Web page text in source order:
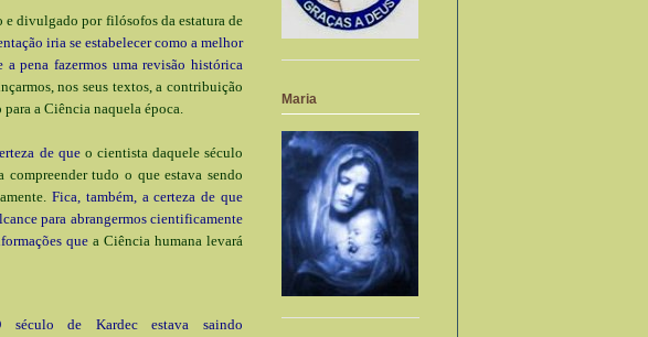
e divulgado por filósofos da estatura de
iria se estabelecer como a melhor
pena fazermos uma revisão histórica
nos seus textos, a contribuição
a Ciência naquela época.
de queo cientista daquele século
tudo o que estava sendo
Fica, também, a certeza de que
para abrangermos cientificamente
quea Ciência humana levará
século de Kardec estava saindo
Maria